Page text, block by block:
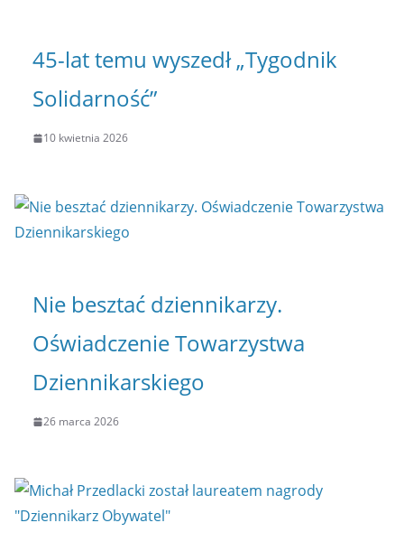
45-lat temu wyszedł „Tygodnik
Solidarność”
10 kwietnia 2026
Nie besztać dziennikarzy.
Oświadczenie Towarzystwa
Dziennikarskiego
26 marca 2026